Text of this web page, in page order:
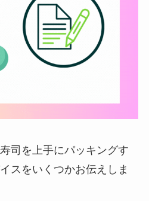
司を上手にパッキングす
スをいくつかお伝えしま